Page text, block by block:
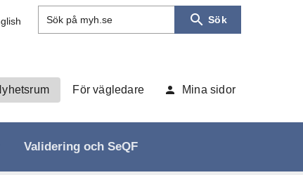
Sök på myh.se Sök
För vägledare Mina sidor
Validering och SeQF